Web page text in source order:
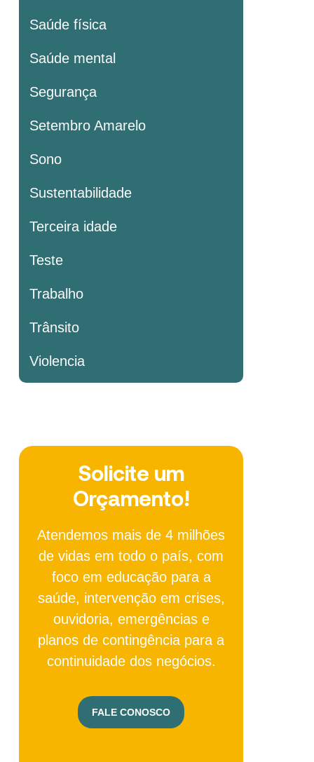
Saúde física
Saúde mental
Segurança
Setembro Amarelo
Sono
Sustentabilidade
Terceira idade
Teste
Trabalho
Trânsito
Violencia
Solicite um
Orçamento!
Atendemos mais de 4 milhões
de vidas em todo o país, com
foco em educação para a
saúde, intervenção em crises,
ouvidoria, emergências e
planos de contingência para a
continuidade dos negócios.
FALE CONOSCO